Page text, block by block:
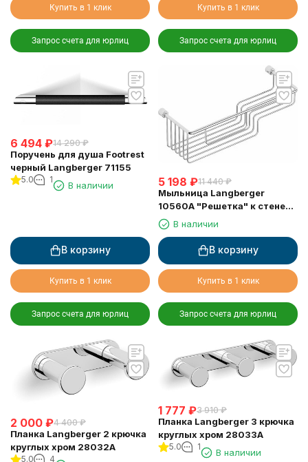
Купить в 1 клик
Запрос счета для юрлиц
Купить в 1 клик
Запрос счета для юрлиц
6 494 ₽14 290 ₽
Поручень для душа Footrest
черный Langberger 71155
5.0 1
В наличии
В корзину
Купить в 1 клик
Запрос счета для юрлиц
5 198 ₽11 440 ₽
Мыльница Langberger
10560A "Решетка" к стене
двойная хромированная
В наличии
В корзину
Купить в 1 клик
Запрос счета для юрлиц
2 000 ₽4 400 ₽
Планка Langberger 2 крючка
круглых хром 28032A
5.0 4
1 777 ₽3 910 ₽
Планка Langberger 3 крючка
круглых хром 28033A
5.0 1
В наличии